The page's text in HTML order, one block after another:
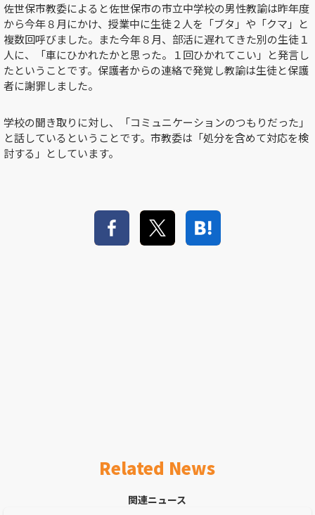
佐世保市教委によると佐世保市の市立中学校の男性教諭は昨年度
から今年８月にかけ、授業中に生徒２人を「ブタ」や「クマ」と
複数回呼びました。また今年８月、部活に遅れてきた別の生徒１
人に、「車にひかれたかと思った。１回ひかれてこい」と発言し
たということです。保護者からの連絡で発覚し教諭は生徒と保護
者に謝罪しました。
学校の聞き取りに対し、「コミュニケーションのつもりだった」
と話しているということです。市教委は「処分を含めて対応を検
討する」としています。
Related News
関連ニュース